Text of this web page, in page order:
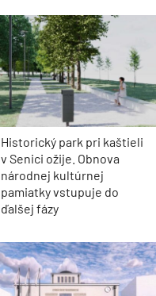
Historický park pri kaštieli
v Senici ožije. Obnova
národnej kultúrnej
pamiatky vstupuje do
ďalšej fázy